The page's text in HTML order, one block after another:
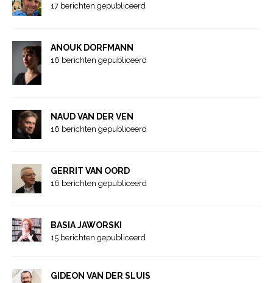
17 berichten gepubliceerd
ANOUK DORFMANN
16 berichten gepubliceerd
NAUD VAN DER VEN
16 berichten gepubliceerd
GERRIT VAN OORD
16 berichten gepubliceerd
BASIA JAWORSKI
15 berichten gepubliceerd
GIDEON VAN DER SLUIS